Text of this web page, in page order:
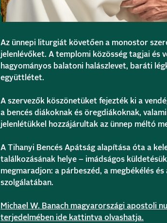
Az ünnepi liturgiát követően a monostor
jelenlévőket. A templomi közösség tagjai és
hagyományos balatoni halászlevet, baráti
együttlétet.
A szervezők köszönetüket fejezték ki a
a bencés diákoknak és öregdiákoknak,
jelenlétükkel hozzájárultak az ünnep méltó
A Tihanyi Bencés Apátság alapítása óta a
találkozásának helye – imádságos
megmaradjon: a párbeszéd, a megbékélés
szolgálatában.
Michael W. Banach magyarországi apostoli
terjedelmében ide kattintva olvashatja.